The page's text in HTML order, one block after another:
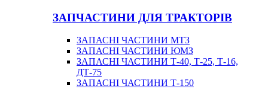
ЗАПЧАСТИНИ ДЛЯ ТРАКТОРІВ
ЗАПАСНІ ЧАСТИНИ МТЗ
ЗАПАСНІ ЧАСТИНИ ЮМЗ
ЗАПАСНІ ЧАСТИНИ Т-40, Т-25, Т-16,
ДТ-75
ЗАПАСНІ ЧАСТИНИ Т-150